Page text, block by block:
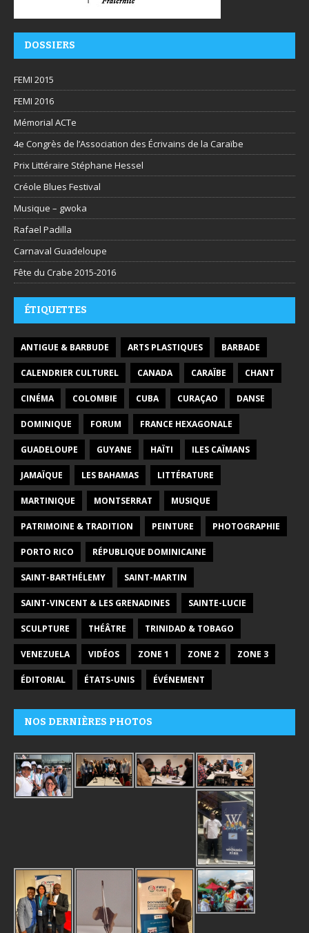
DOSSIERS
FEMI 2015
FEMI 2016
Mémorial ACTe
4e Congrès de l’Association des Écrivains de la Caraïbe
Prix Littéraire Stéphane Hessel
Créole Blues Festival
Musique – gwoka
Rafael Padilla
Carnaval Guadeloupe
Fête du Crabe 2015-2016
ÉTIQUETTES
ANTIGUE & BARBUDE ARTS PLASTIQUES BARBADE
CALENDRIER CULTUREL CANADA CARAÏBE CHANT
CINÉMA COLOMBIE CUBA CURAÇAO DANSE
DOMINIQUE FORUM FRANCE HEXAGONALE
GUADELOUPE GUYANE HAÏTI ILES CAÏMANS
JAMAÏQUE LES BAHAMAS LITTÉRATURE
MARTINIQUE MONTSERRAT MUSIQUE
PATRIMOINE & TRADITION PEINTURE PHOTOGRAPHIE
PORTO RICO RÉPUBLIQUE DOMINICAINE
SAINT-BARTHÉLEMY SAINT-MARTIN
SAINT-VINCENT & LES GRENADINES SAINTE-LUCIE
SCULPTURE THÉÂTRE TRINIDAD & TOBAGO
VENEZUELA VIDÉOS ZONE 1 ZONE 2 ZONE 3
ÉDITORIAL ÉTATS-UNIS ÉVÉNEMENT
NOS DERNIÈRES PHOTOS